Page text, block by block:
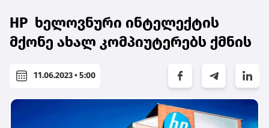
HP ხელოვნური ინტელექტის
მქონე ახალ კომპიუტერებს ქმნის
11.06.2023 • 5:00